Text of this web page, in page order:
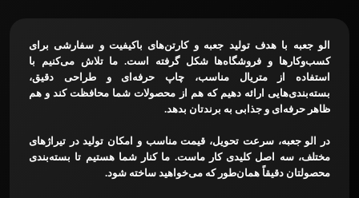
الو جعبه با هدف تولید جعبه و کارتن‌های باکیفیت و سفارشی برای
کسب‌وکارها و فروشگاه‌ها شکل گرفته است. ما تلاش می‌کنیم با
استفاده از متریال مناسب، چاپ حرفه‌ای و طراحی دقیق،
بسته‌بندی‌هایی ارائه دهیم که هم از محصولات شما محافظت کند و هم
ظاهر حرفه‌ای و جذابی به برندتان بدهد.
در الو جعبه، سرعت تحویل، قیمت مناسب و امکان تولید در تیراژهای
مختلف، سه اصل کلیدی کار ماست. ما کنار شما هستیم تا بسته‌بندی
محصولتان دقیقاً همان‌طور که می‌خواهید ساخته شود.